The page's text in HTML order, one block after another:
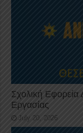
Σχολική
Εργασίας
July 20, 2026